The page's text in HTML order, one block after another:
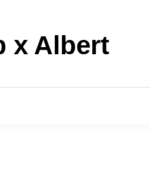
x Albert